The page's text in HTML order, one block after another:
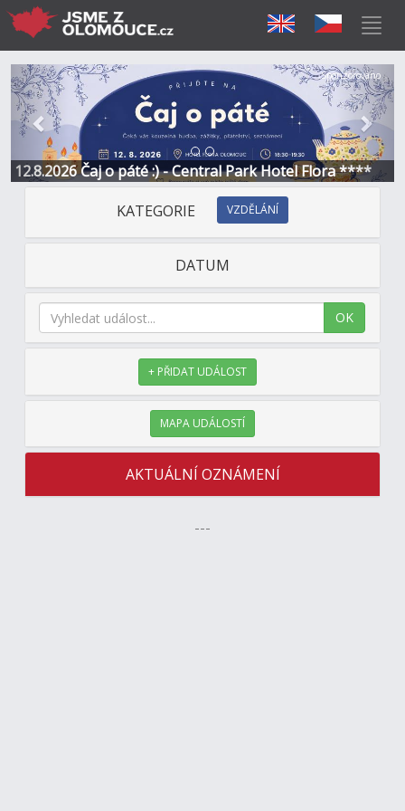
12.8.2026 Čaj o páté :) - Central Park Hotel Flora ****
Předchozí Další
Sponzorováno
KATEGORIE VZDĚLÁNÍ
DATUM
OK
+ PŘIDAT UDÁLOST
MAPA UDÁLOSTÍ
AKTUÁLNÍ OZNÁMENÍ
---